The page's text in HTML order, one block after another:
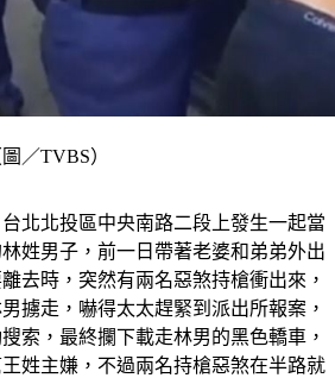
北北投區中央南路二段上發生一起當
姓男子，前一日帶著老婆和弟弟外出
去時，突然有兩名惡煞持槍衝出來，
擄走，嚇得太太趕緊到派出所報案，
索，最終攔下載走林男的黑色轎車，